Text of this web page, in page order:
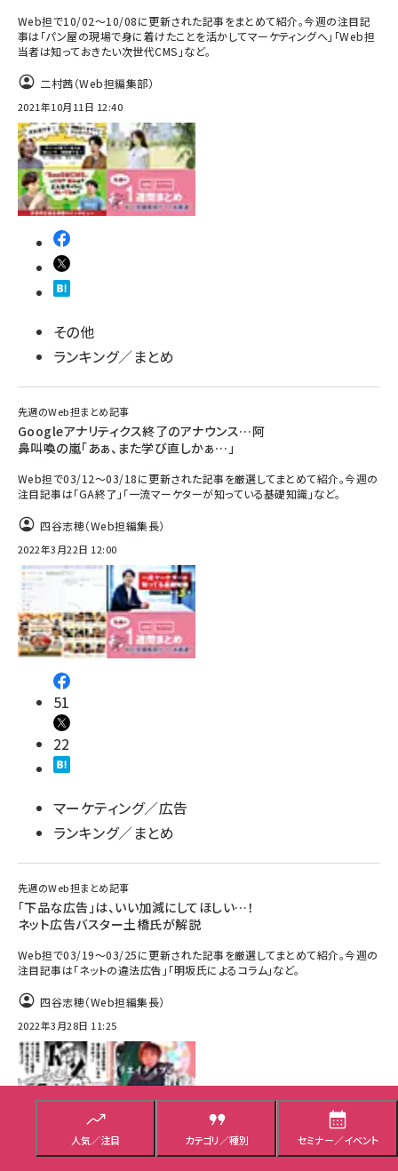
人気／注目 カテゴリ／種別 セミナー／イベント
Web担で10/02～10/08に更新された記事をまとめて紹介。今週の注目記
事は「パン屋の現場で身に着けたことを活かしてマーケティングへ」「Web担
当者は知っておきたい次世代CMS」など。
二村茜（Web担編集部）
2021年10月11日 12:40
その他
ランキング／まとめ
先週のWeb担まとめ記事
Googleアナリティクス終了のアナウンス…阿
鼻叫喚の嵐「あぁ、また学び直しかぁ…」
Web担で03/12～03/18に更新された記事を厳選してまとめて紹介。今週の
注目記事は「GA終了」「一流マーケターが知っている基礎知識」など。
四谷志穂（Web担編集長）
2022年3月22日 12:00
51
22
マーケティング／広告
ランキング／まとめ
先週のWeb担まとめ記事
「下品な広告」は、いい加減にしてほしい…！
ネット広告バスター土橋氏が解説
Web担で03/19～03/25に更新された記事を厳選してまとめて紹介。今週の
注目記事は「ネットの違法広告」「明坂氏によるコラム」など。
四谷志穂（Web担編集長）
2022年3月28日 11:25